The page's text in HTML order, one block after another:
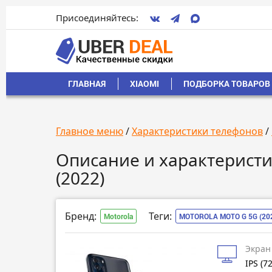
Присоединяйтесь:
ГЛАВНАЯ XIAOMI ПОДБОРКА ТОВАРОВ
Главное меню/Характеристики телефонов/
Описание и
(2022)
Бренд: Motorola Теги: MOTOROLA MOTO G 5G
Экран
IPS